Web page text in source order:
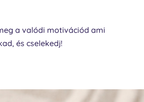
a valódi motivációd ami
és cselekedj!